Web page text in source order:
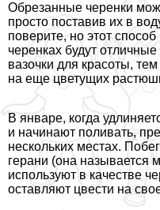
Обрезанные черенки
просто поставив их в
поверите, но этот
черенках будут
вазочки для красоты,
на еще цветущих
В январе, когда
и начинают поливать,
нескольких местах.
герани (она называется
используют в качестве
оставляют цвести на